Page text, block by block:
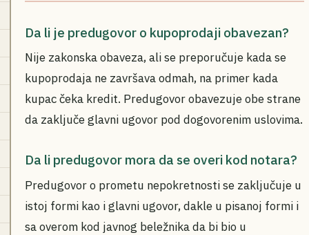
Da li je predugovor o kupoprodaji obavezan?
Nije zakonska obaveza, ali se preporučuje kada se
kupoprodaja ne završava odmah, na primer kada
kupac čeka kredit. Predugovor obavezuje obe strane
da zaključe glavni ugovor pod dogovorenim uslovima.
Da li predugovor mora da se overi kod notara?
Predugovor o prometu nepokretnosti se zaključuje u
istoj formi kao i glavni ugovor, dakle u pisanoj formi i
sa overom kod javnog beležnika da bi bio u